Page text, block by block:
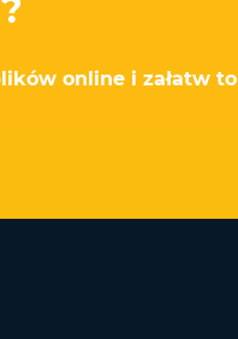
online i załatw to